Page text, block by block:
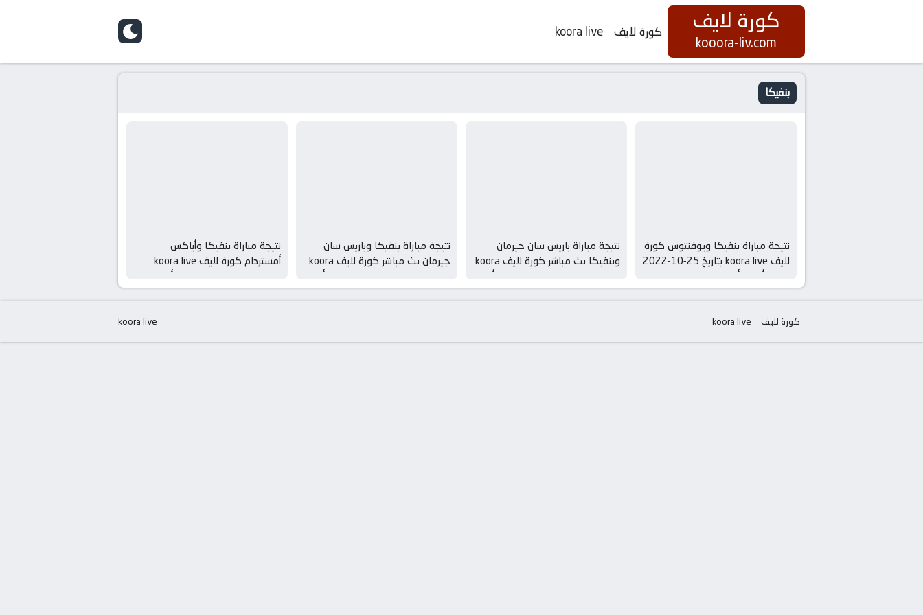
كورة لايف
kooora-liv.com
كورة لايف koora live
skin
بنفيكا
نتيجة مباراة بنفيكا ويوفنتوس كورة
لايف koora live بتاريخ 25-10-2022
دوري أبطال أوروبا
نتيجة مباراة باريس سان جيرمان
وبنفيكا بث مباشر كورة لايف koora
live بتاريخ 11-10-2022 دوري أبطال
أوروبا
نتيجة مباراة بنفيكا وباريس سان
جيرمان بث مباشر كورة لايف koora
live بتاريخ 05-10-2022 دوري أبطال
أوروبا
نتيجة مباراة بنفيكا وأياكس
أمستردام كورة لايف koora live
بتاريخ 15-02-2022 دوري أبطال
أوروبا
كورة لايف koora live
koora live